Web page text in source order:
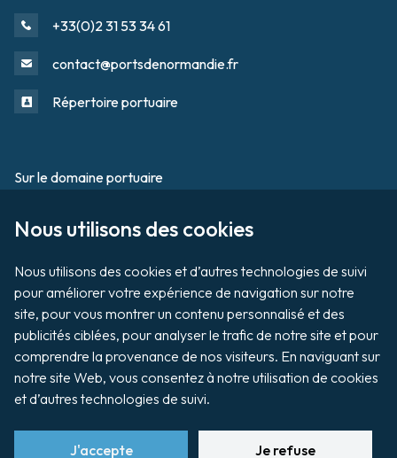
Nous utilisons des cookies
Nous utilisons des cookies et d’autres technologies de suivi
pour améliorer votre expérience de navigation sur notre
site, pour vous montrer un contenu personnalisé et des
publicités ciblées, pour analyser le trafic de notre site et pour
comprendre la provenance de nos visiteurs. En naviguant sur
notre site Web, vous consentez à notre utilisation de cookies
et d’autres technologies de suivi.
Je refuse
J'accepte
+33(0)2 31 53 34 61
contact@portsdenormandie.fr
Répertoire portuaire
Footer
Sur le domaine portuaire
Tournage / Prises de vues
Vente aux enchères de biens
Organiser un évènement
Payer ma facture